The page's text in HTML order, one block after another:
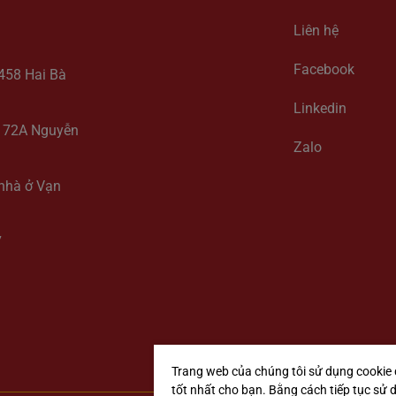
Hai Bà
72A Nguyễn
ở Vạn
Liên hệ
Facebook
Linkedin
Zalo
Trang web của chúng tôi sử dụng
tốt nhất cho bạn. Bằng cách tiếp tục sử